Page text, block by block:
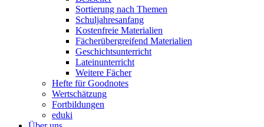
Sortierung nach Themen
Schuljahresanfang
Kostenfreie Materialien
Fächerübergreifend Materialien
Geschichtsunterricht
Lateinunterricht
Weitere Fächer
Hefte für Goodnotes
Wertschätzung
Fortbildungen
eduki